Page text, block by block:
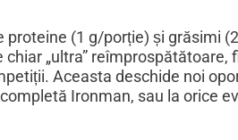
(1 g/porție) și grăsimi
„ultra”
Aceasta deschide noi
Ironman, sau la orice